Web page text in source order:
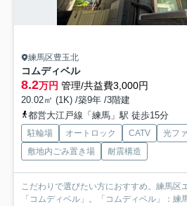
練馬区豊玉北
コムディベル
8.2万円 管理/共益費3,000円
20.02㎡ (1K) /築9年 /3階建
都営大江戸線「練馬」駅 徒歩15分
駐輪場 オートロック CATV
光フ
敷地内ごみ置き場
耐震構造
こだわりで選びたい方におすすめ。練馬区
「コムディベル」。「コムディベル」：練